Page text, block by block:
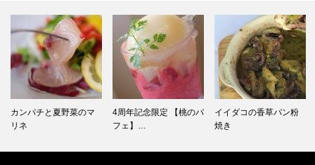
カンパチと夏野菜のマ
リネ
4周年記念限定 【桃のパ
フェ】…
イイダコの香草パン粉
焼き